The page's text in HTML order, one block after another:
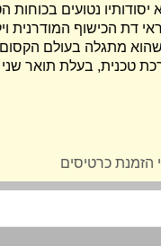
נטועים בכוחות
דת הכישוף המודרנית
שהוא מתגלה בעולם
טכנית, בעלת תואר שני
הזמנת כרטיסים